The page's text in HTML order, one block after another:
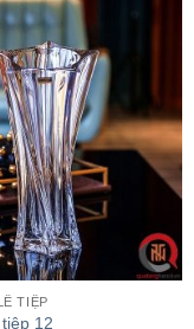
TIỆP
12